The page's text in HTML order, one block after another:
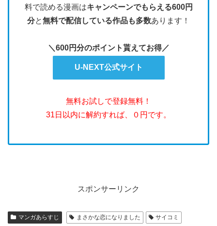
料で読める漫画はキャンペーンでもらえる600円
分と無料で配信している作品も多数あります！
＼600円分のポイント貰えてお得／
U-NEXT公式サイト
無料お試しで登録無料！
31日以内に解約すれば、０円です。
スポンサーリンク
マンガあらすじ まさかな恋になりました サイコミ